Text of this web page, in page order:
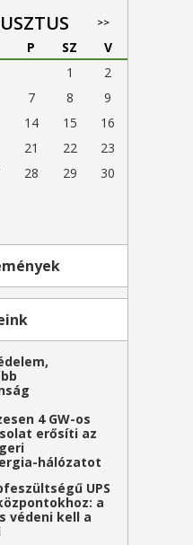
>>
P SZ
V
1
2
7 8
9
14 15
16
21 22
23
28 29
30
4 GW-os
erősíti az
hálózatot
UPS
a
védeni kell a